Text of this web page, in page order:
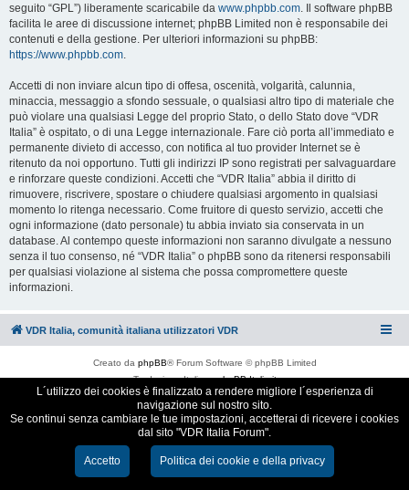
seguito “GPL”) liberamente scaricabile da www.phpbb.com. Il software phpBB
facilita le aree di discussione internet; phpBB Limited non è responsabile dei
contenuti e della gestione. Per ulteriori informazioni su phpBB:
https://www.phpbb.com.
Accetti di non inviare alcun tipo di offesa, oscenità, volgarità, calunnia,
minaccia, messaggio a sfondo sessuale, o qualsiasi altro tipo di materiale che
può violare una qualsiasi Legge del proprio Stato, o dello Stato dove “VDR
Italia” è ospitato, o di una Legge internazionale. Fare ciò porta all’immediato e
permanente divieto di accesso, con notifica al tuo provider Internet se è
ritenuto da noi opportuno. Tutti gli indirizzi IP sono registrati per salvaguardare
e rinforzare queste condizioni. Accetti che “VDR Italia” abbia il diritto di
rimuovere, riscrivere, spostare o chiudere qualsiasi argomento in qualsiasi
momento lo ritenga necessario. Come fruitore di questo servizio, accetti che
ogni informazione (dato personale) tu abbia inviato sia conservata in un
database. Al contempo queste informazioni non saranno divulgate a nessuno
senza il tuo consenso, né “VDR Italia” o phpBB sono da ritenersi responsabili
per qualsiasi violazione al sistema che possa compromettere queste
informazioni.
VDR Italia, comunità italiana utilizzatori VDR
Creato da phpBB® Forum Software © phpBB Limited
Traduzione ItalianaphpBB-Italia.it
Cookie e Privacy
L´utilizzo dei cookies è finalizzato a rendere migliore l´esperienza di
navigazione sul nostro sito.
Se continui senza cambiare le tue impostazioni, accetterai di ricevere i cookies
dal sito "VDR Italia Forum".
Accetto Politica dei cookie e della privacy